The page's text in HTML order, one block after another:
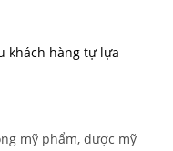
khách hàng tự lựa
mỹ phẩm, dược mỹ